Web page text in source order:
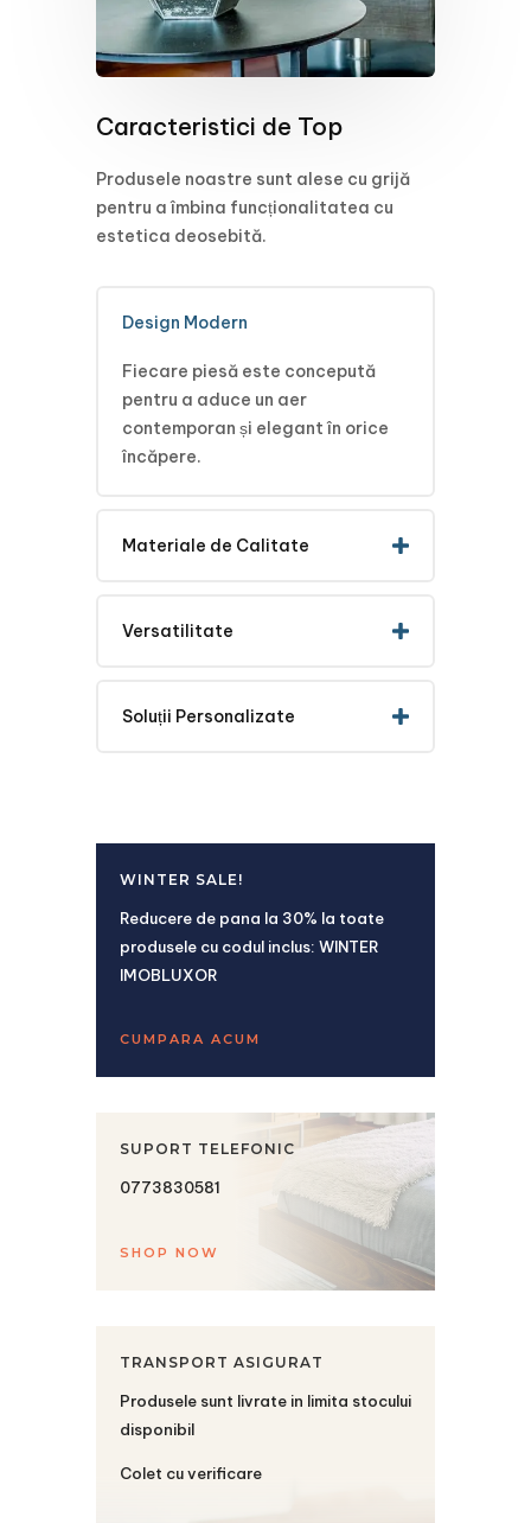
Caracteristici de Top
Produsele noastre sunt alese cu grijă
pentru a îmbina funcționalitatea cu
estetica deosebită.
Design Modern
Fiecare piesă este concepută
pentru a aduce un aer
contemporan și elegant în orice
încăpere.
Materiale de Calitate
Versatilitate
Soluții Personalizate
WINTER SALE!
Reducere de pana la 30% la toate
produsele cu codul inclus: WINTER
IMOBLUXOR
CUMPARA ACUM
SUPORT TELEFONIC
0773830581
SHOP NOW
TRANSPORT ASIGURAT
Produsele sunt livrate in limita stocului
disponibil
Colet cu verificare